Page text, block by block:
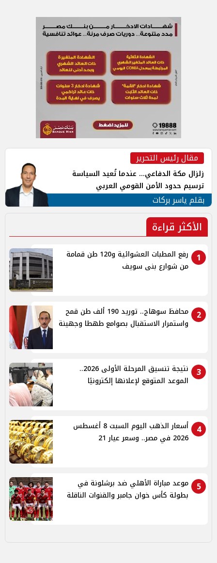
مقال رئيس التحرير
زلزال مكة الدفاعي... عندما تُعيد السياسة
ترسيم حدود الأمن القومي العربي
بقلم ياسر بركات
الأكثر قراءة
1
رفع المطبات العشوائية و120 طن قمامة
من شوارع بنى سويف
2
محافظ سوهاج.. توريد 190 ألف طن قمح
واستمرار الاستقبال بصوامع طهطا وجهينة
3
نتيجة تنسيق المرحلة الأولى 2026..
الموعد المتوقع لإعلانها إلكترونيًا
4
أسعار الذهب اليوم السبت 8 أغسطس
2026 في مصر.. وسعر عيار 21
5
موعد مباراة الأهلي ضد برشلونة في
بطولة كأس خوان جامبر والقنوات الناقلة